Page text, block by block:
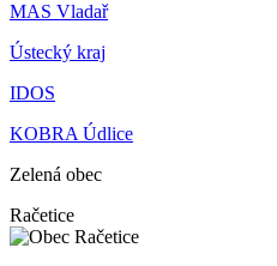
MAS Vladař
Ústecký kraj
IDOS
KOBRA Údlice
Zelená obec
Račetice